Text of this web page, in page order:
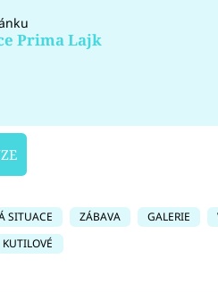
Prima Lajk
SITUACE ZÁBAVA GALERIE
KUTILOVÉ